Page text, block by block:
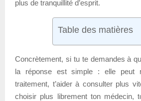
plus de tranquillité d’esprit.
Table des matières
Concrètement, si tu te demandes à
la réponse est simple : elle peut
traitement, t’aider à consulter plus
choisir plus librement ton médecin,